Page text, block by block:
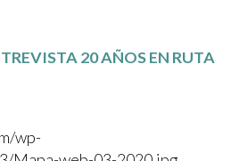
20 AÑOS EN RUTA
wp-